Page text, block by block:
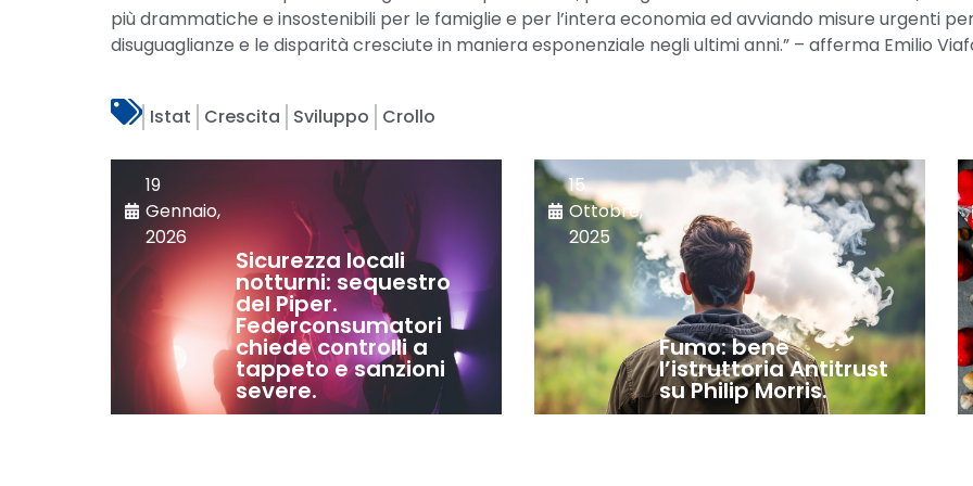
più drammatiche e insostenibili per le famiglie e per l’intera economia ed avviando misure urgenti
disuguaglianze e le disparità cresciute in maniera esponenziale negli ultimi anni.” – afferma Emilio
Istat Crescita Sviluppo Crollo
19
Gennaio,
2026
Sicurezza locali
notturni: sequestro
del Piper.
Federconsumatori
chiede controlli a
tappeto e sanzioni
severe.
15
Ottobre,
2025
Fumo: bene
l’istruttoria Antitrust
su Philip Morris.